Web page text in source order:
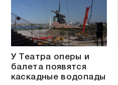
У Театра оперы и
балета появятся
каскадные водопады